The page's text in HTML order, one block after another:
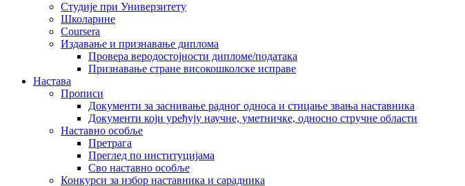
Студије при Универзитету
Школарине
Coursera
Издавање и признавање диплома
Провера веродостојности дипломе/података
Признавање стране високошколске исправе
Настава
Прописи
Документи за заснивање радног односа и стицање звања наставника
Документи који уређују научне, уметничке, односно стручне области
Наставно особље
Претрага
Преглед по институцијама
Сво наставно особље
Конкурси за избор наставника и сарадника